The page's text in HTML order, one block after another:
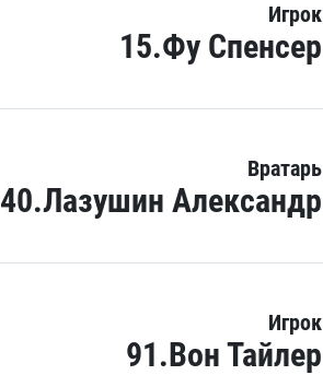
Игрок
15.Фу Спенсер
Вратарь
40.Лазушин Александр
Игрок
91.Вон Тайлер